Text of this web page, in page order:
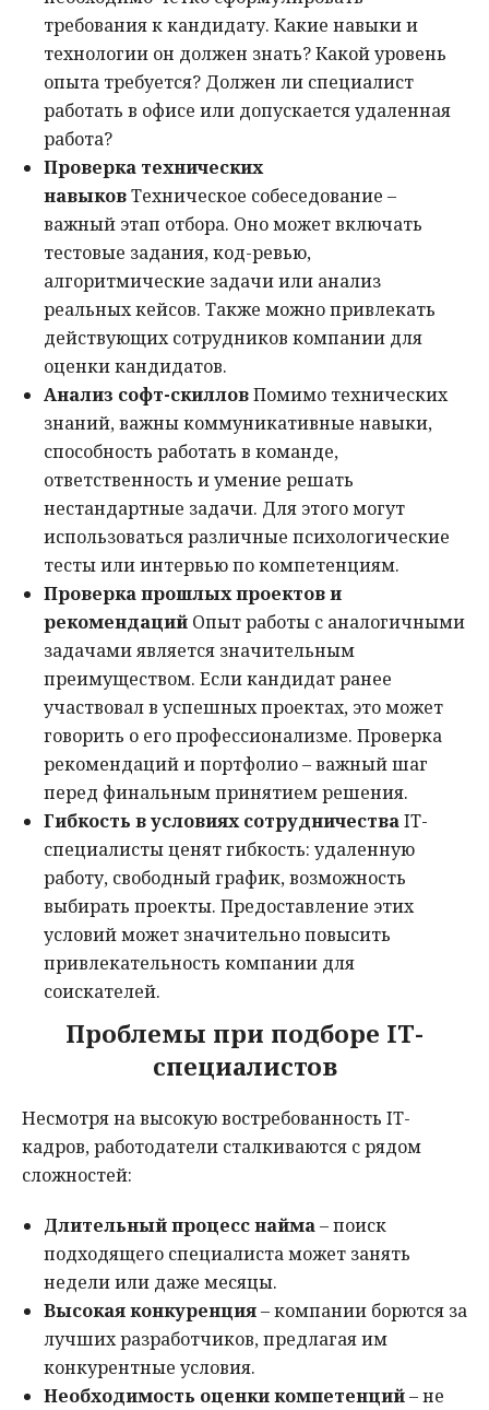
требования к кандидату. Какие навыки и
технологии он должен знать? Какой уровень
опыта требуется? Должен ли специалист
работать в офисе или допускается удаленная
работа?
Проверка технических
навыковТехническое собеседование –
важный этап отбора. Оно может включать
тестовые задания, код-ревью,
алгоритмические задачи или анализ
реальных кейсов. Также можно привлекать
действующих сотрудников компании для
оценки кандидатов.
Анализ софт-скилловПомимо технических
знаний, важны коммуникативные навыки,
способность работать в команде,
ответственность и умение решать
нестандартные задачи. Для этого могут
использоваться различные психологические
тесты или интервью по компетенциям.
Проверка прошлых проектов и
рекомендаций Опыт работы с аналогичными
задачами является значительным
преимуществом. Если кандидат ранее
участвовал в успешных проектах, это может
говорить о его профессионализме. Проверка
рекомендаций и портфолио – важный шаг
перед финальным принятием решения.
Гибкость в условиях сотрудничестваIT-
специалисты ценят гибкость: удаленную
работу, свободный график, возможность
выбирать проекты. Предоставление этих
условий может значительно повысить
привлекательность компании для
соискателей.
Проблемы при подборе IT-
специалистов
Несмотря на высокую востребованность IT-
кадров, работодатели сталкиваются с рядом
сложностей:
Длительный процесс найма– поиск
подходящего специалиста может занять
недели или даже месяцы.
Высокая конкуренция– компании борются за
лучших разработчиков, предлагая им
конкурентные условия.
Необходимость оценки компетенций– не